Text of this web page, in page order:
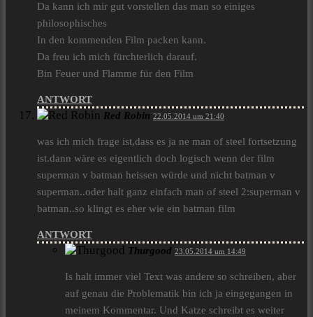
Da kann ich mir gut vorstellen das man so einiges
philosophisches
In den kommenden Film packen kann.
Da freu ich mich fürchterlich darauf.
Bin Feuer und Flamme für den Film
ANTWORT
Red Robin 22.05.2014 um 21:40
was ich mich frage ist,dass es ja ne man of steel fortsetzung
ist.dann wäre es eigentlich doch logisch wenn der film
superman v batman heissen würde und nicht batman v
superman..oder halt ganz einfach man of steel 2:superman v
batman..so klingt es eher wie ein batman film
ANTWORT
Thurgood 23.05.2014 um 14:49
Is halt immer viel Text was andere so schreiben, aber
auf genau die Problematik bin ich ja eingegangen in
meinem Kommentar. Und Katze schreibt es weiter